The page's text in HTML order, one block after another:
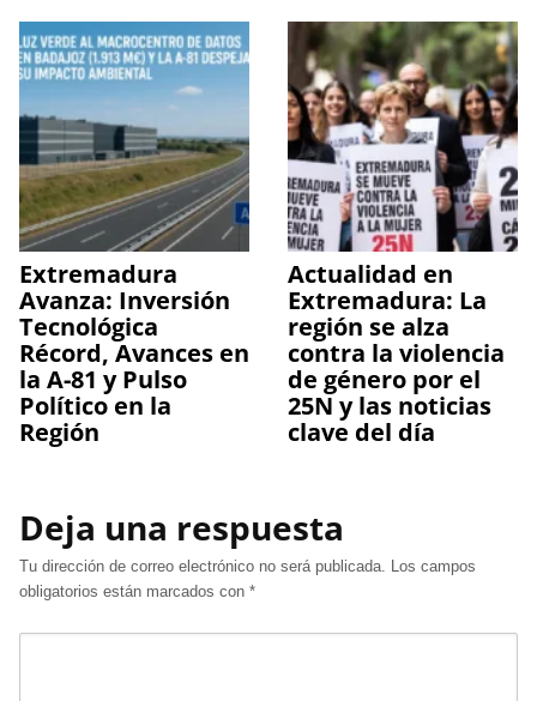
Extremadura
Avanza: Inversión
Tecnológica
Récord, Avances en
la A-81 y Pulso
Político en la
Región
Actualidad en
Extremadura: La
región se alza
contra la violencia
de género por el
25N y las noticias
clave del día
Deja una respuesta
Tu dirección de correo electrónico no será publicada. Los campos
obligatorios están marcados con *